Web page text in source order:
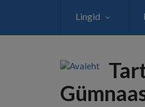
Lingid